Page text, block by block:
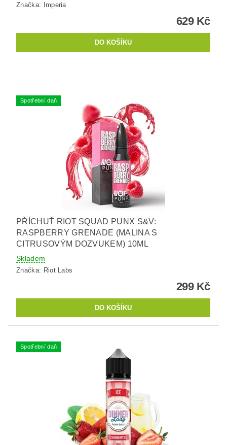
Značka: Imperia
629 Kč
Spotřební daň
PŘÍCHUŤ RIOT SQUAD PUNX S&V:
RASPBERRY GRENADE (MALINA S
CITRUSOVÝM DOZVUKEM) 10ML
Skladem
Značka: Riot Labs
299 Kč
Spotřební daň